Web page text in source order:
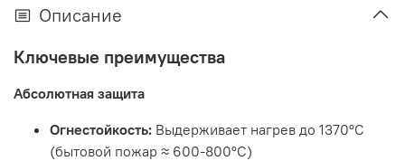
Описание
Ключевые преимущества
Абсолютная защита
Огнестойкость: Выдерживает нагрев до 1370°C
(бытовой пожар ≈ 600-800°C)